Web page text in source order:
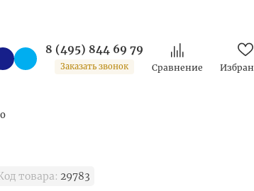
8 (495) 844 69 79
Заказать звонок Сравнение
товара: 29783